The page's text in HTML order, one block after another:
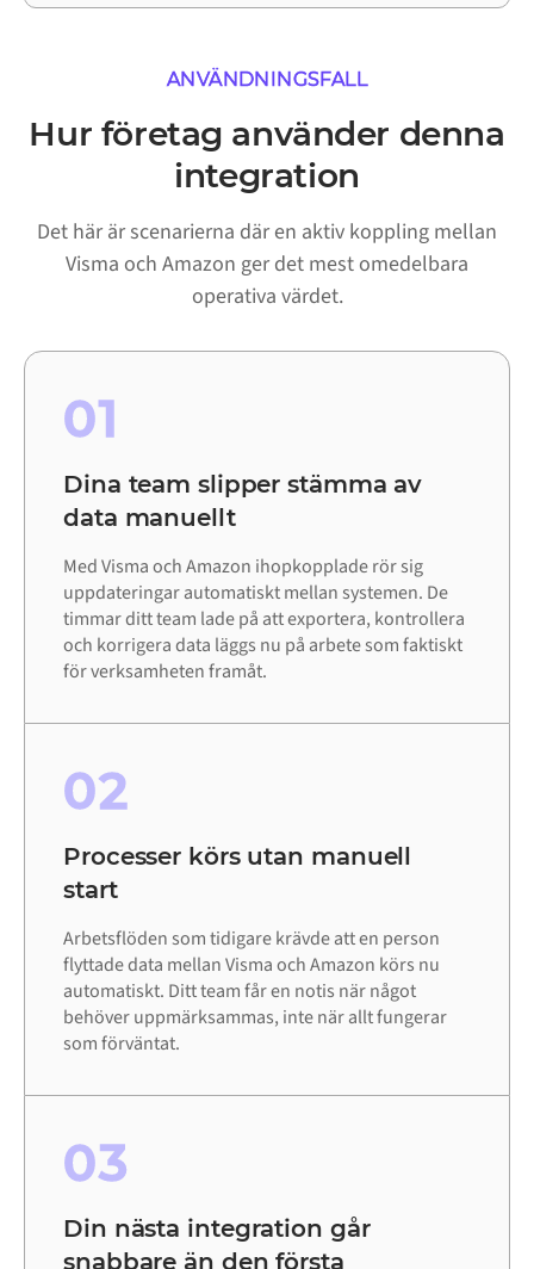
ANVÄNDNINGSFALL
Hur företag använder denna
integration
Det här är scenarierna där en aktiv koppling mellan
Visma och Amazon ger det mest omedelbara
operativa värdet.
01
Dina team slipper stämma av
data manuellt
Med Visma och Amazon ihopkopplade rör sig
uppdateringar automatiskt mellan systemen. De
timmar ditt team lade på att exportera, kontrollera
och korrigera data läggs nu på arbete som faktiskt
för verksamheten framåt.
02
Processer körs utan manuell
start
Arbetsflöden som tidigare krävde att en person
flyttade data mellan Visma och Amazon körs nu
automatiskt. Ditt team får en notis när något
behöver uppmärksammas, inte när allt fungerar
som förväntat.
03
Din nästa integration går
snabbare än den första